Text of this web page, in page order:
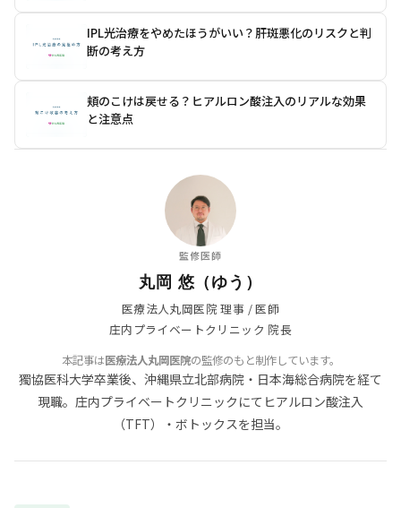
IPL光治療をやめたほうがいい？肝斑悪化のリスクと判
断の考え方
頬のこけは戻せる？ヒアルロン酸注入のリアルな効果
と注意点
監修医師
丸岡 悠（ゆう）
医療法人丸岡医院 理事 / 医師
庄内プライベートクリニック 院長
本記事は医療法人丸岡医院の監修のもと制作しています。
獨協医科大学卒業後、沖縄県立北部病院・日本海総合病院を経て
現職。庄内プライベートクリニックにてヒアルロン酸注入
（TFT）・ボトックスを担当。